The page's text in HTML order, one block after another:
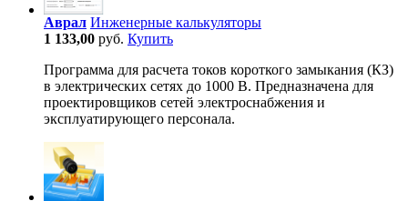
Аврал Инженерные калькуляторы
1 133,00 руб. Купить
Программа для расчета токов короткого замыкания (КЗ)
в электрических сетях до 1000 В. Предназначена для
проектировщиков сетей электроснабжения и
эксплуатирующего персонала.